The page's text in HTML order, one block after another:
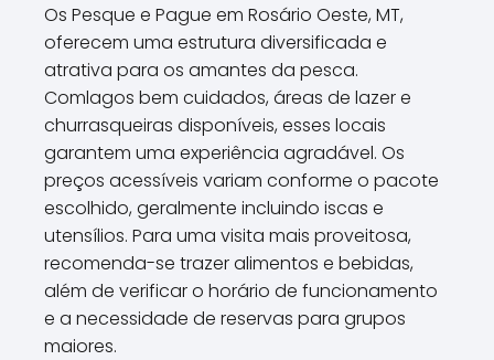
Os Pesque e Pague em Rosário Oeste, MT,
oferecem uma estrutura diversificada e
atrativa para os amantes da pesca.
Comlagos bem cuidados, áreas de lazer e
churrasqueiras disponíveis, esses locais
garantem uma experiência agradável. Os
preços acessíveis variam conforme o pacote
escolhido, geralmente incluindo iscas e
utensílios. Para uma visita mais proveitosa,
recomenda-se trazer alimentos e bebidas,
além de verificar o horário de funcionamento
e a necessidade de reservas para grupos
maiores.